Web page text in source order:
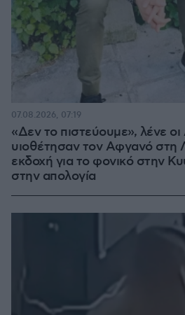
«Δεν το πιστεύουμε», λένε οι
υιοθέτησαν τον Αφγανό στη
εκδοχή για το φονικό στην
στην απολογία
07.08.2026, 07:19